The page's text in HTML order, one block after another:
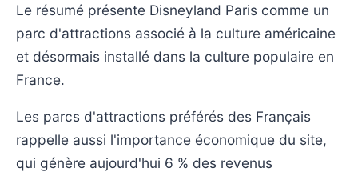
Le résumé présente Disneyland Paris comme un
parc d'attractions associé à la culture américaine
et désormais installé dans la culture populaire en
France.
Les parcs d'attractions préférés des Français
rappelle aussi l'importance économique du site,
qui génère aujourd'hui 6 % des revenus